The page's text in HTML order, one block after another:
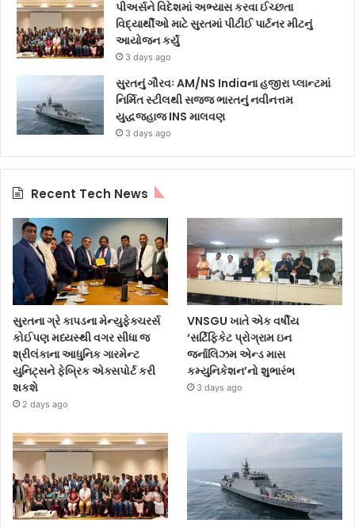
પીઅર્સને વિદેશમાં અભ્યાસ કરવા ઈચ્છતા
વિદ્યાર્થીઓ માટે સુરતમાં પીટીઈ પાર્ટનર મીટનું
આયોજન કર્યું
3 days ago
સુરતનું ગૌરવઃ AM/NS Indiaના હજીરા પ્લાન્ટમાં
નિર્મિત સ્ટીલથી સજ્જ ભારતનું નવીનત્તમ
યુદ્ધજહાજ INS માલવણ
3 days ago
Recent Tech News
સુરતના ગ્રે કાપડના મેન્યુફેક્ચરર્સ
કોઈપણ મધ્યસ્થી વગર સીધા જ
શ્રીલંકાના આધુનિક ગારમેન્ટ
યુનિટ્સને ફેબ્રિક એક્સપોર્ટ કરી
શકશે
2 days ago
VNSGU ખાતે એક વર્ષીય
‘સર્ટિફિકેટ પ્રોગ્રામ ઇન
જર્નાલિઝમ એન્ડ માસ
કમ્યુનિકેશન’નો શુભારંભ
3 days ago